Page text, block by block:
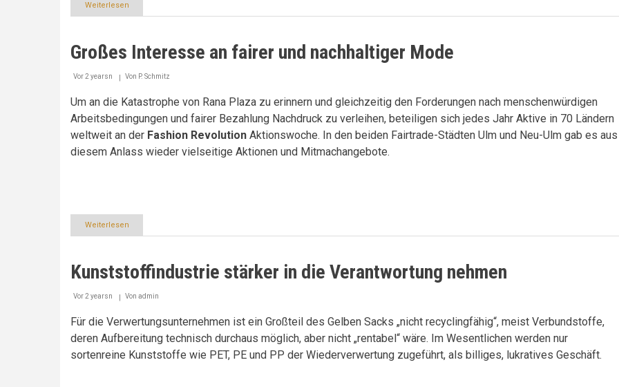
Weiterlesen
200
sich
die
der
Energie
Großes Interesse an fairer und nachhaltiger Mode
Vor 2 yearsn Von P. Schmitz
Um an die Katastrophe von Rana Plaza zu erinnern und gleichzeitig den Forderungen nach menschenwürdigen
Arbeitsbedingungen und fairer Bezahlung Nachdruck zu verleihen, beteiligen sich jedes Jahr Aktive in 70 Ländern
weltweit an der Fashion Revolution Aktionswoche. In den beiden Fairtrade-Städten Ulm und Neu-Ulm gab es aus
diesem Anlass wieder vielseitige Aktionen und Mitmachangebote.
Weiterlesen
Großes
fairer
nachhaltiger
Kunststoffindustrie stärker in die Verantwortung nehmen
Vor 2 yearsn Von admin
Für die Verwertungsunternehmen ist ein Großteil des Gelben Sacks „nicht recyclingfähig“, meist Verbundstoffe,
deren Aufbereitung technisch durchaus möglich, aber nicht „rentabel“ wäre. Im Wesentlichen werden nur
sortenreine Kunststoffe wie PET, PE und PP der Wiederverwertung zugeführt, als billiges, lukratives Geschäft.